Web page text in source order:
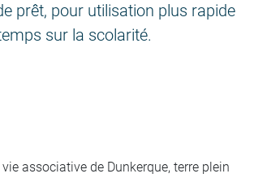
prêt, pour utilisation plus rapide
sur la scolarité.
associative de Dunkerque, terre plein